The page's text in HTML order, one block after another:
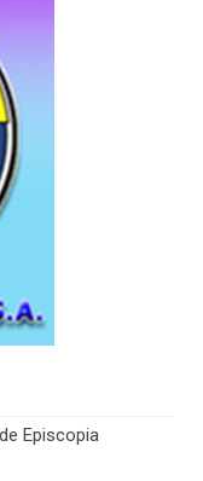
Episcopia